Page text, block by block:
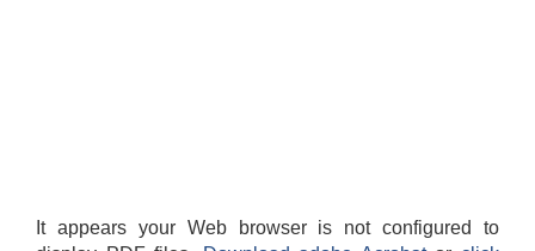
It appears your Web browser is not configured to